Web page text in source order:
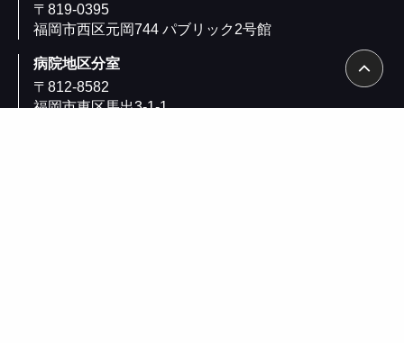
〒819-0395
福岡市西区元岡744 パブリック2号館
病院地区分室
〒812-8582
福岡市東区馬出3-1-1